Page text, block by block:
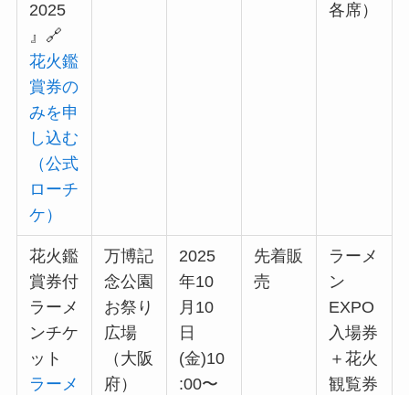
2025
』🔗
花火鑑
賞券の
みを申
し込む
（公式
ローチ
ケ）
各席）
花火鑑
賞券付
ラーメ
ンチケ
ット
ラーメ
万博記
念公園
お祭り
広場
（大阪
府）
2025
年10
月10
日
(金)10
:00〜
先着販
売
ラーメ
ン
EXPO
入場券
＋花火
観覧券